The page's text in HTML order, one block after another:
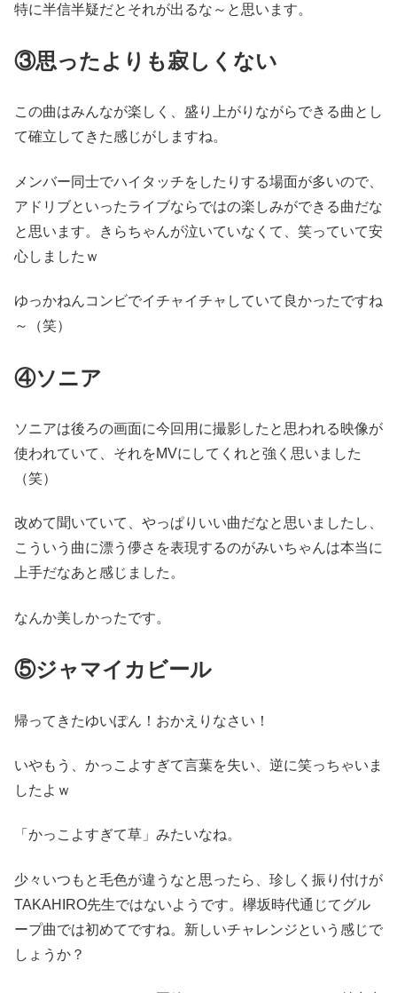
特に半信半疑だとそれが出るな～と思います。
③思ったよりも寂しくない
この曲はみんなが楽しく、盛り上がりながらできる曲とし
て確立してきた感じがしますね。
メンバー同士でハイタッチをしたりする場面が多いので、
アドリブといったライブならではの楽しみができる曲だな
と思います。きらちゃんが泣いていなくて、笑っていて安
心しましたｗ
ゆっかねんコンビでイチャイチャしていて良かったですね
～（笑）
④ソニア
ソニアは後ろの画面に今回用に撮影したと思われる映像が
使われていて、それをMVにしてくれと強く思いました
（笑）
改めて聞いていて、やっぱりいい曲だなと思いましたし、
こういう曲に漂う儚さを表現するのがみいちゃんは本当に
上手だなあと感じました。
なんか美しかったです。
⑤ジャマイカビール
帰ってきたゆいぽん！おかえりなさい！
いやもう、かっこよすぎて言葉を失い、逆に笑っちゃいま
したよｗ
「かっこよすぎて草」みたいなね。
少々いつもと毛色が違うなと思ったら、珍しく振り付けが
TAKAHIRO先生ではないようです。欅坂時代通じてグル
ープ曲では初めてですね。新しいチャレンジという感じで
しょうか？